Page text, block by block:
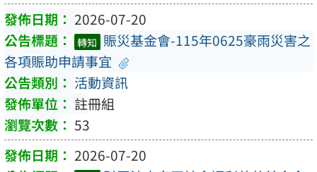
2026-07-20
轉知 賑災基金會-115年0625豪雨災害之
各項賑助申請事宜
活動資訊
註冊組
53
2026-07-20